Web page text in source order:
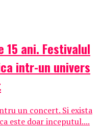
15 ani. Festivalul
intr-un univers
un concert. Si exista
este doar inceputul....